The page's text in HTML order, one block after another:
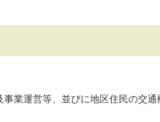
事業運営等、並びに地区住民の交